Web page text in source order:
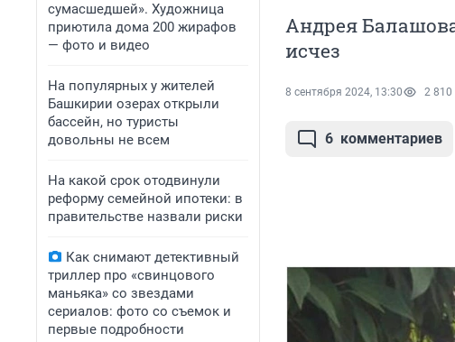
сумасшедшей». Художница
приютила дома 200 жирафов
— фото и видео
На популярных у жителей
Башкирии озерах открыли
бассейн, но туристы
довольны не всем
На какой срок отодвинули
реформу семейной ипотеки: в
правительстве назвали риски
Как снимают детективный
триллер про «свинцового
маньяка» со звездами
сериалов: фото со съемок и
первые подробности
Андрея
исчез
8 сентября 2024, 13:30 2 810
6 комментариев